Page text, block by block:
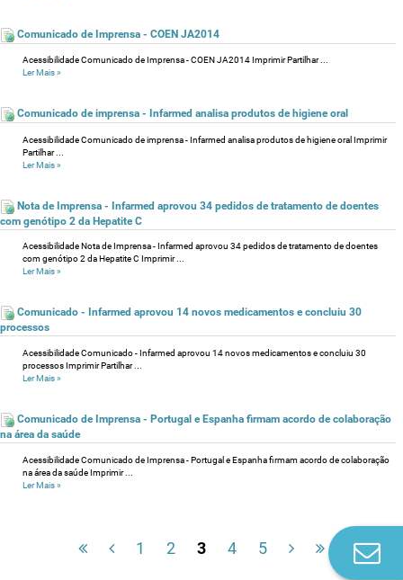
Comunicado de Imprensa - COEN JA2014
Acessibilidade Comunicado de Imprensa - COEN JA2014 Imprimir Partilhar ...
Ler Mais»
Comunicado de imprensa - Infarmed analisa produtos de higiene oral
Acessibilidade Comunicado de imprensa - Infarmed analisa produtos de higiene oral Imprimir
Partilhar ...
Ler Mais»
Nota de Imprensa - Infarmed aprovou 34 pedidos de tratamento de doentes
com genótipo 2 da Hepatite C
Acessibilidade Nota de Imprensa - Infarmed aprovou 34 pedidos de tratamento de doentes
com genótipo 2 da Hepatite C Imprimir ...
Ler Mais»
Comunicado - Infarmed aprovou 14 novos medicamentos e concluiu 30
processos
Acessibilidade Comunicado - Infarmed aprovou 14 novos medicamentos e concluiu 30
processos Imprimir Partilhar ...
Ler Mais»
Comunicado de Imprensa - Portugal e Espanha firmam acordo de colaboração
na área da saúde
Acessibilidade Comunicado de Imprensa - Portugal e Espanha firmam acordo de colaboração
na área da saúde Imprimir ...
Ler Mais»
1 2 3 4 5